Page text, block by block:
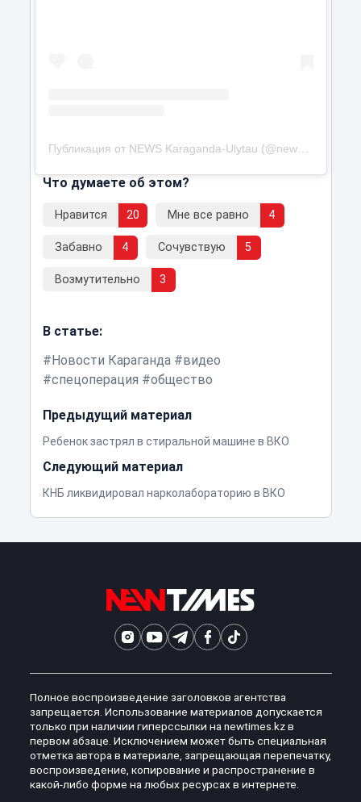
Публикация от NEWS Karaganda-Ulytau (@newskor.krg)
Что думаете об этом?
Нравится 20 Мне все равно 4
Забавно 4 Сочувствую 5
Возмутительно 3
В статье:
Новости Караганда
видео
спецоперация
общество
Предыдущий материал
Ребенок застрял в стиральной машине в ВКО
Следующий материал
КНБ ликвидировал нарколабораторию в ВКО
Полное воспроизведение заголовков агентства
запрещается. Использование материалов допускается
только при наличии гиперссылки на newtimes.kz в
первом абзаце. Исключением может быть специальная
отметка автора в материале, запрещающая перепечатку,
воспроизведение, копирование и распространение в
какой-либо форме на любых ресурсах в интернете.